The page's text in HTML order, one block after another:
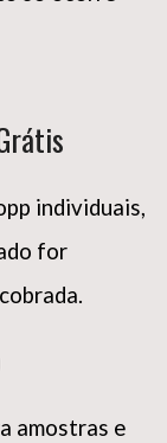
individuais,
for
amostras e